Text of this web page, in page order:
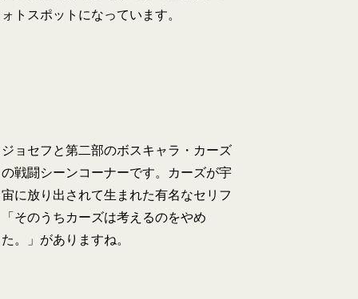
ォトスポットになっています。
ジョセフと第二部のボスキャラ・カーズ
の戦闘シーンコーナーです。カーズが宇
宙に放り出されて生まれた有名なセリフ
「そのうちカーズは考えるのをやめ
た。」がありますね。